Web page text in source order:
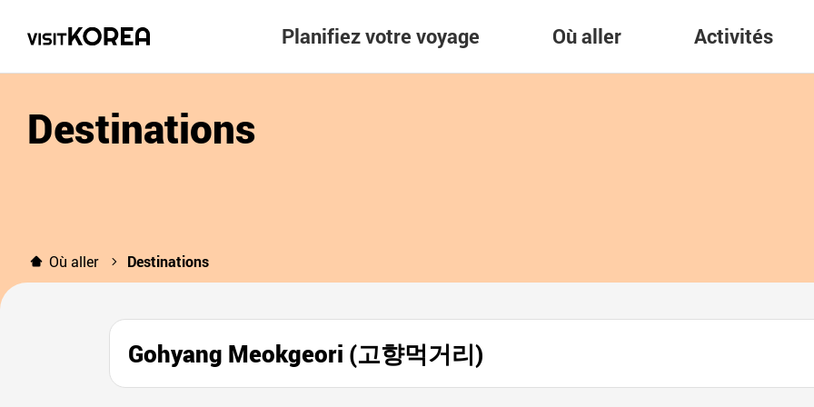
Planifiez votre voyage Où aller Activités
Destinations
Où aller Destinations
Gohyang Meokgeori (고향먹거리)